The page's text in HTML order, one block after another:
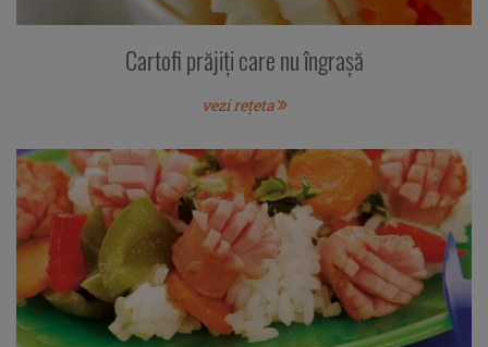
Cartofi prăjiţi care nu îngraşă
vezi rețeta